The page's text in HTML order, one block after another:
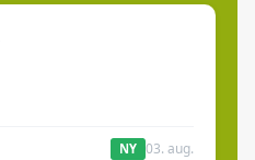
NY 03. aug.